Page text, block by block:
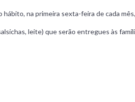
na primeira sexta-feira de cada
leite) que serão entregues às